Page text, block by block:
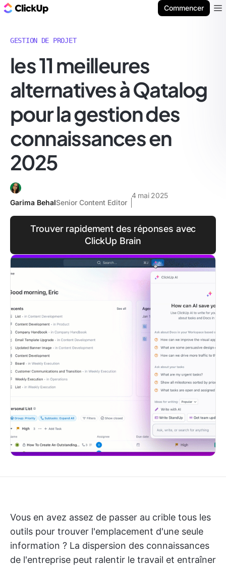
Commencer
GESTION DE PROJET
les 11 meilleures
alternatives à Qatalog
pour la gestion des
connaissances en
2025
Garima BehalSenior Content Editor
4 mai 2025
Trouver rapidement des réponses avec
ClickUp Brain
Vous en avez assez de passer au crible tous les
outils pour trouver l'emplacement d'une seule
information ? La dispersion des connaissances
de l'entreprise peut ralentir le travail et entraîner